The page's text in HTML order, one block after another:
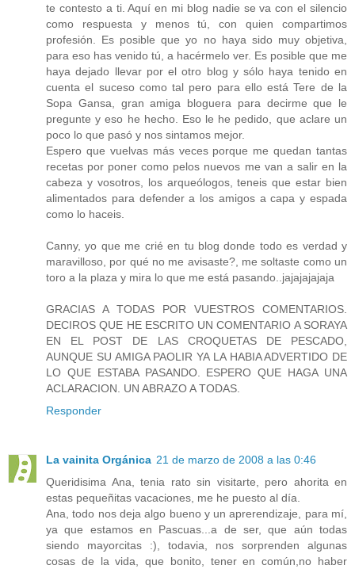
te contesto a ti. Aquí en mi blog nadie se va con el silencio
como respuesta y menos tú, con quien compartimos
profesión. Es posible que yo no haya sido muy objetiva,
para eso has venido tú, a hacérmelo ver. Es posible que me
haya dejado llevar por el otro blog y sólo haya tenido en
cuenta el suceso como tal pero para ello está Tere de la
Sopa Gansa, gran amiga bloguera para decirme que le
pregunte y eso he hecho. Eso le he pedido, que aclare un
poco lo que pasó y nos sintamos mejor.
Espero que vuelvas más veces porque me quedan tantas
recetas por poner como pelos nuevos me van a salir en la
cabeza y vosotros, los arqueólogos, teneis que estar bien
alimentados para defender a los amigos a capa y espada
como lo haceis.
Canny, yo que me crié en tu blog donde todo es verdad y
maravilloso, por qué no me avisaste?, me soltaste como un
toro a la plaza y mira lo que me está pasando..jajajajajaja
GRACIAS A TODAS POR VUESTROS COMENTARIOS.
DECIROS QUE HE ESCRITO UN COMENTARIO A SORAYA
EN EL POST DE LAS CROQUETAS DE PESCADO,
AUNQUE SU AMIGA PAOLIR YA LA HABIA ADVERTIDO DE
LO QUE ESTABA PASANDO. ESPERO QUE HAGA UNA
ACLARACION. UN ABRAZO A TODAS.
Responder
La vainita Orgánica 21 de marzo de 2008 a las 0:46
Queridisima Ana, tenia rato sin visitarte, pero ahorita en
estas pequeñitas vacaciones, me he puesto al día.
Ana, todo nos deja algo bueno y un aprerendizaje, para mí,
ya que estamos en Pascuas...a de ser, que aún todas
siendo mayorcitas :), todavia, nos sorprenden algunas
cosas de la vida, que bonito, tener en común,no haber